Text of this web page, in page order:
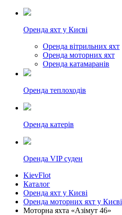
Оренда яхт у Києві
Оренда вітрильних яхт
Оренда моторних яхт
Оренда катамаранів
Оренда теплоходів
Оренда катерів
Оренда VIP суден
KievFlot
Каталог
Оренда яхт у Києві
Оренда моторних яхт у Києві
Моторна яхта «Азімут 46»